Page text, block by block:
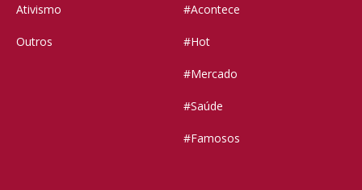
Ativismo
Outros
#Acontece
#Hot
#Mercado
#Saúde
#Famosos